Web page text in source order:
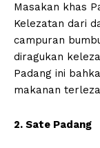
Masakan khas
Kelezatan dari
campuran
diragukan
Padang ini
makanan
2. Sate Padang